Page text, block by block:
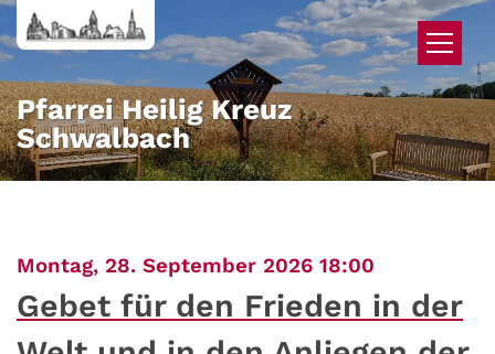
Zum Inhalt springen
Pfarrei Heilig Kreuz
Schwalbach
Montag, 28. September 2026 18:00
Gebet für den Frieden in der